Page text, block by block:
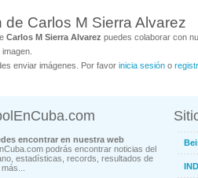
Carlos M Sierra Alvarez
Carlos M Sierra Alvarez puedes colaborar con
enviar imágenes. Por favor inicia sesión o
encontrar en nuestra web
podrás encontrar noticias del
estadísticas, records, resultados de